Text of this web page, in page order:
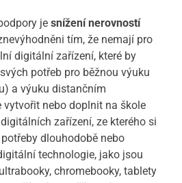
je snížení nerovností
tím, že nemají pro
digitální zařízení, které by
potřeb pro běžnou výuku
a výuku distančním
nebo doplnit na škole
zařízení, ze kterého si
dlouhodobě nebo
technologie, jako jsou
chromebooky, tablety